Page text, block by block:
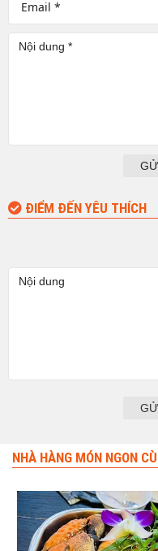
ĐIỂM ĐẾN YÊU THÍCH
NHÀ HÀNG MÓN NGON